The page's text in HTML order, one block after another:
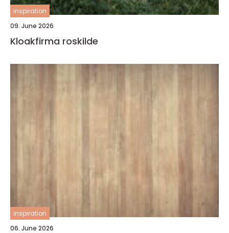
inspiration
09. June 2026
Kloakfirma roskilde
inspiration
06. June 2026